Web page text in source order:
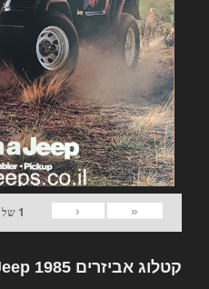
«
‹
1 של
קטלוג אביזרים Jeep 1985